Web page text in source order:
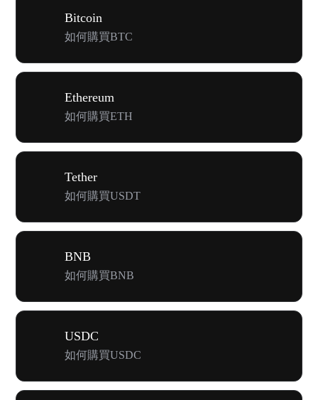
Bitcoin
如何購買BTC
Ethereum
如何購買ETH
Tether
如何購買USDT
BNB
如何購買BNB
USDC
如何購買USDC